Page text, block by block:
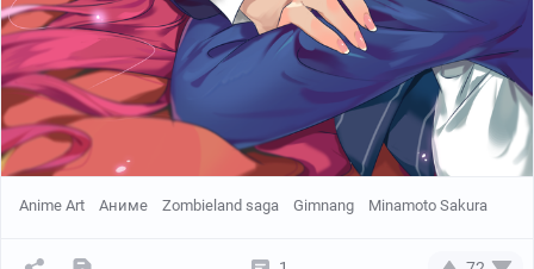
Anime Art Аниме Zombieland saga Gimnang Minamoto Sakura